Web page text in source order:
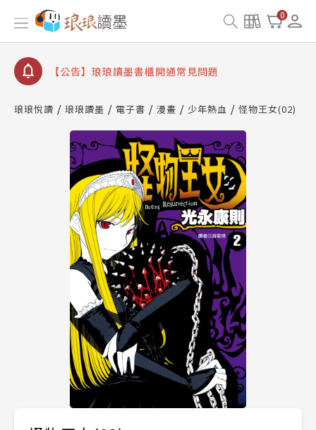
0
【公告】因 Readmoo 讀墨系統維護中，本站同步暫
停部分閱讀服務
【公告】琅琅讀墨數位閱讀資產合併與書櫃開通申請
【公告】琅琅讀墨書櫃開通常見問題
請圖文教學
查詢
【公告】因 Readmoo 讀墨系統維護中，本站同步暫
停部分閱讀服務
琅琅悅讀 琅琅讀墨 電子書 漫畫 少年熱血 怪物王女(02)